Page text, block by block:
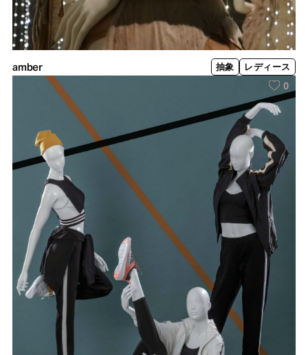
amber 抽象 レディース
0